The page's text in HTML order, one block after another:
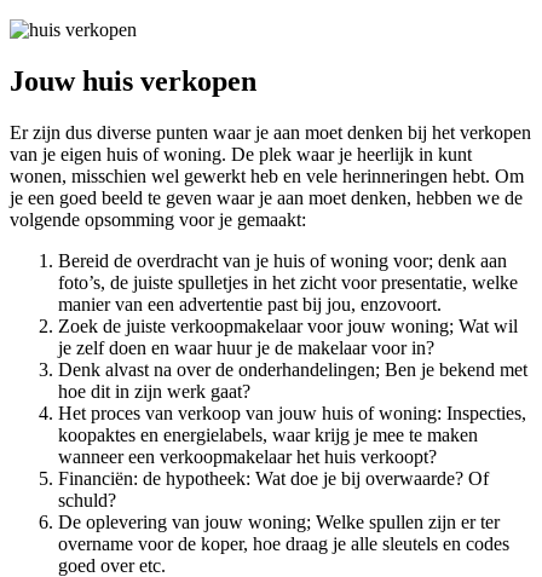
Jouw huis verkopen
Er zijn dus diverse punten waar je aan moet denken bij het verkopen
van je eigen huis of woning. De plek waar je heerlijk in kunt
wonen, misschien wel gewerkt heb en vele herinneringen hebt. Om
je een goed beeld te geven waar je aan moet denken, hebben we de
volgende opsomming voor je gemaakt:
Bereid de overdracht van je huis of woning voor; denk aan
foto’s, de juiste spulletjes in het zicht voor presentatie, welke
manier van een advertentie past bij jou, enzovoort.
Zoek de juiste verkoopmakelaar voor jouw woning; Wat wil
je zelf doen en waar huur je de makelaar voor in?
Denk alvast na over de onderhandelingen; Ben je bekend met
hoe dit in zijn werk gaat?
Het proces van verkoop van jouw huis of woning: Inspecties,
koopaktes en energielabels, waar krijg je mee te maken
wanneer een verkoopmakelaar het huis verkoopt?
Financiën: de hypotheek: Wat doe je bij overwaarde? Of
schuld?
De oplevering van jouw woning; Welke spullen zijn er ter
overname voor de koper, hoe draag je alle sleutels en codes
goed over etc.